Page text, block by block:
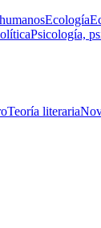
Ecología
Psicología,
Teoría literaria